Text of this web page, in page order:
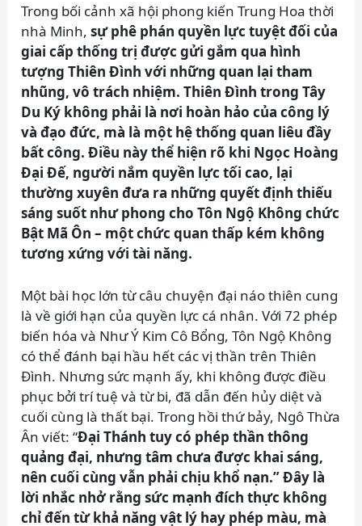
Trong bối cảnh xã hội phong kiến Trung Hoa thời
nhà Minh,sự phê phán quyền lực tuyệt đối của
giai cấp thống trị được gửi gắm qua hình
tượng Thiên Đình với những quan lại tham
nhũng, vô trách nhiệm. Thiên Đình trong Tây
Du Ký không phải là nơi hoàn hảo của công lý
và đạo đức, mà là một hệ thống quan liêu đầy
bất công. Điều này thể hiện rõ khi Ngọc Hoàng
Đại Đế, người nắm quyền lực tối cao, lại
thường xuyên đưa ra những quyết định thiếu
sáng suốt như phong cho Tôn Ngộ Không chức
Bật Mã Ôn – một chức quan thấp kém không
tương xứng với tài năng.
Một bài học lớn từ câu chuyện đại náo thiên cung
là về giới hạn của quyền lực cá nhân. Với 72 phép
biến hóa và Như Ý Kim Cô Bổng, Tôn Ngộ Không
có thể đánh bại hầu hết các vị thần trên Thiên
Đình. Nhưng sức mạnh ấy, khi không được điều
phục bởi trí tuệ và từ bi, đã dẫn đến hủy diệt và
cuối cùng là thất bại. Trong hồi thứ bảy, Ngô Thừa
Ân viết: “Đại Thánh tuy có phép thần thông
quảng đại, nhưng tâm chưa được khai sáng,
nên cuối cùng vẫn phải chịu khổ nạn.” Đây là
lời nhắc nhở rằng sức mạnh đích thực không
chỉ đến từ khả năng vật lý hay phép màu, mà